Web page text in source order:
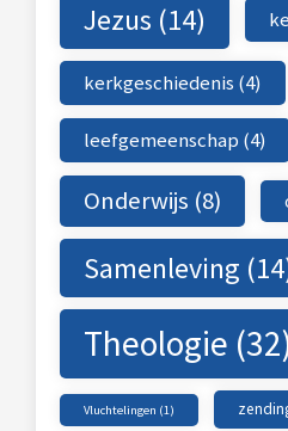
Jezus (14)
kerkgeschiedenis (4)
leefgemeenschap (4)
Onderwijs (8)
Samenleving
Theologie
Vluchtelingen (1)